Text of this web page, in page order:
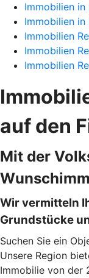
Immobilien in
Immobilien
Immobilien
Immobilien
Immobilien
auf den
Mit der
Wir vermitteln
Grundstücke
Suchen Sie ein
Unsere Region
Immobilie von der